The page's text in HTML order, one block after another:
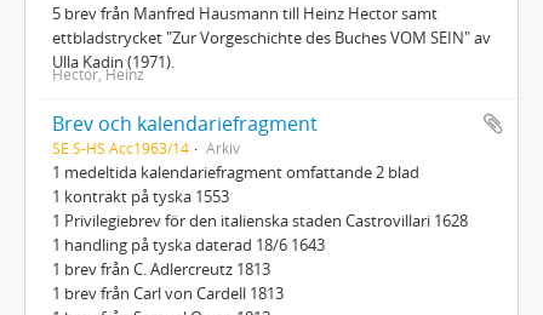
5 brev från Manfred Hausmann till Heinz Hector samt
ettbladstrycket "Zur Vorgeschichte des Buches VOM SEIN" av
Ulla Kadin (1971).
Hector, Heinz
Brev och kalendariefragment
SE S-HS Acc1963/14 Arkiv
1 medeltida kalendariefragment omfattande 2 blad
1 kontrakt på tyska 1553
1 Privilegiebrev för den italienska staden Castrovillari 1628
1 handling på tyska daterad 18/6 1643
1 brev från C. Adlercreutz 1813
1 brev från Carl von Cardell 1813